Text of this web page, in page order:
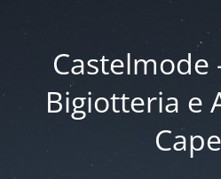
Castelmode
Bigiotteria e